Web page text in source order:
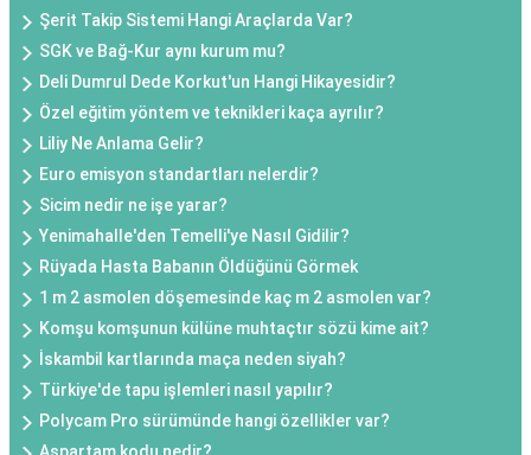
Şerit Takip Sistemi Hangi Araçlarda Var?
SGK ve Bağ-Kur aynı kurum mu?
Deli Dumrul Dede Korkut'un Hangi Hikayesidir?
Özel eğitim yöntem ve teknikleri kaça ayrılır?
Liliy Ne Anlama Gelir?
Euro emisyon standartları nelerdir?
Sicim nedir ne işe yarar?
Yenimahalle'den Temelli'ye Nasıl Gidilir?
Rüyada Hasta Babanın Öldüğünü Görmek
1 m 2 asmolen döşemesinde kaç m 2 asmolen var?
Komşu komşunun külüne muhtaçtır sözü kime ait?
İskambil kartlarında maça neden siyah?
Türkiye'de tapu işlemleri nasıl yapılır?
Polycam Pro sürümünde hangi özellikler var?
Aspartam kodu nedir?